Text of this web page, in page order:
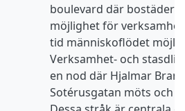
boulevard där
möjlighet för
tid människoflödet
Verksamhet- och
en nod där Hjalmar
Sotérusgatan möts och